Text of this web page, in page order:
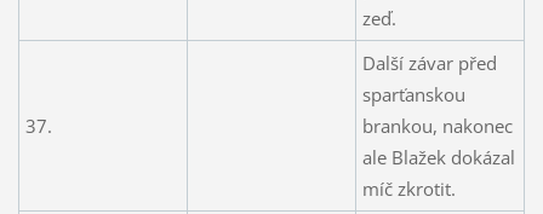
zeď.
37.
Další závar před
sparťanskou
brankou, nakonec
ale Blažek dokázal
míč zkrotit.